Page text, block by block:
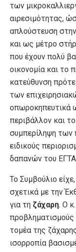
των
αιρεσιμότητας,
απλούστευση
και ως μέτρο
που έχουν πολύ
οικονομία και το
κατεύθυνση
των
οπωροκηπευτικά
περιβάλλον και
συμπερίληψη των
ειδικούς
δαπανών του
Το Συμβούλιο
σχετικά με την
για τη ζάχαρη. Ο
τομέα της
ισορροπία